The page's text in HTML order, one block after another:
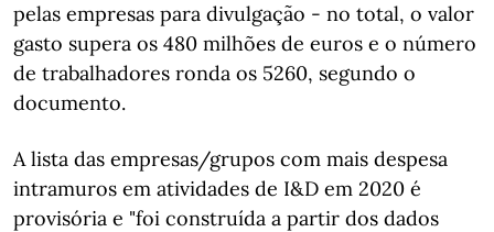
pelas empresas para divulgação - no total, o valor
gasto supera os 480 milhões de euros e o número
de trabalhadores ronda os 5260, segundo o
documento.
A lista das empresas/grupos com mais despesa
intramuros em atividades de I&D em 2020 é
provisória e "foi construída a partir dos dados